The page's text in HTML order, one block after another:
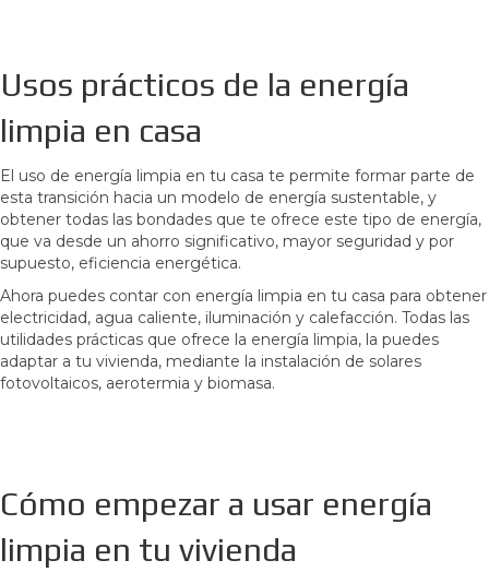
Usos prácticos de la energía
limpia en casa
El uso de energía limpia en tu casa te permite formar parte de
esta transición hacia un modelo de energía sustentable, y
obtener todas las bondades que te ofrece este tipo de energía,
que va desde un ahorro significativo, mayor seguridad y por
supuesto, eficiencia energética.
Ahora puedes contar con energía limpia en tu casa para obtener
electricidad, agua caliente, iluminación y calefacción. Todas las
utilidades prácticas que ofrece la energía limpia, la puedes
adaptar a tu vivienda, mediante la instalación de solares
fotovoltaicos, aerotermia y biomasa.
Cómo empezar a usar energía
limpia en tu vivienda